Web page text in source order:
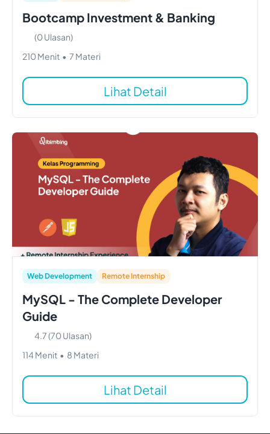
Bootcamp Investment & Banking
(0Ulasan)
210Menit • 7 Materi
Lihat Detail
Web Development Remote Internship
MySQL - The Complete Developer
Guide
4.7(70Ulasan)
114 Menit • 8 Materi
Lihat Detail